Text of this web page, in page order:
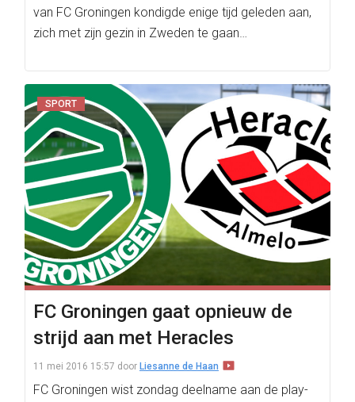
van FC Groningen kondigde enige tijd geleden aan,
zich met zijn gezin in Zweden te gaan…
SPORT
FC Groningen gaat opnieuw de
strijd aan met Heracles
11 mei 2016 15:57 door Liesanne de Haan
FC Groningen wist zondag deelname aan de play-